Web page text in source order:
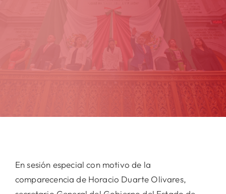
En sesión especial con motivo de la
comparecencia de Horacio Duarte Olivares,